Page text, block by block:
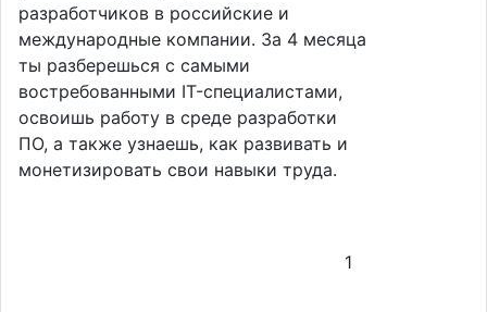
разработчиков в российские и
международные компании. За 4 месяца
ты разберешься с самыми
востребованными IT-специалистами,
освоишь работу в среде разработки
ПО, а также узнаешь, как развивать и
монетизировать свои навыки труда.
1